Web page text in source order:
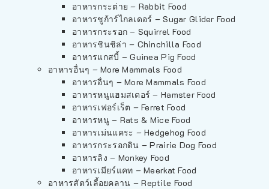
อาหารกระต่าย – Rabbit Food
อาหารชูก้าร์ไกลเดอร์ – Sugar Glider Food
อาหารกระรอก – Squirrel Food
อาหารชินชิล่า – Chinchilla Food
อาหารแกสบี้ – Guinea Pig Food
อาหารอื่นๆ – More Mammals Food
อาหารอื่นๆ – More Mammals Food
อาหารหนูแฮมสเตอร์ – Hamster Food
อาหารเฟอร์เร็ต – Ferret Food
อาหารหนู – Rats & Mice Food
อาหารเม่นแคระ – Hedgehog Food
อาหารกระรอกดิน – Prairie Dog Food
อาหารลิง – Monkey Food
อาหารเมียร์แคท – Meerkat Food
อาหารสัตว์เลี้อยคลาน – Reptile Food